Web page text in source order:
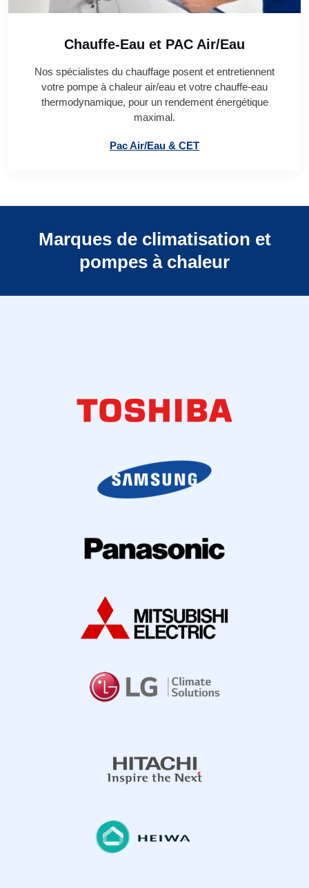
Chauffe-Eau et PAC Air/Eau
Nos spécialistes du chauffage posent et entretiennent
votre pompe à chaleur air/eau et votre chauffe-eau
thermodynamique, pour un rendement énergétique
maximal.
Pac Air/Eau & CET
Marques de climatisation et
pompes à chaleur